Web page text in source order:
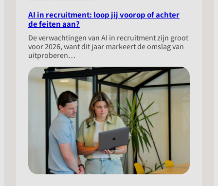
AI in recruitment: loop jij voorop of achter
de feiten aan?
​De verwachtingen van AI in recruitment zijn groot
voor 2026, want dit jaar markeert de omslag van
uitproberen…